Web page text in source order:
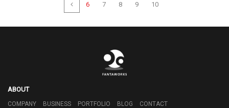
6 7 8 9 10
ABOUT
COMPANY BUSINESS PORTFOLIO BLOG CONTACT